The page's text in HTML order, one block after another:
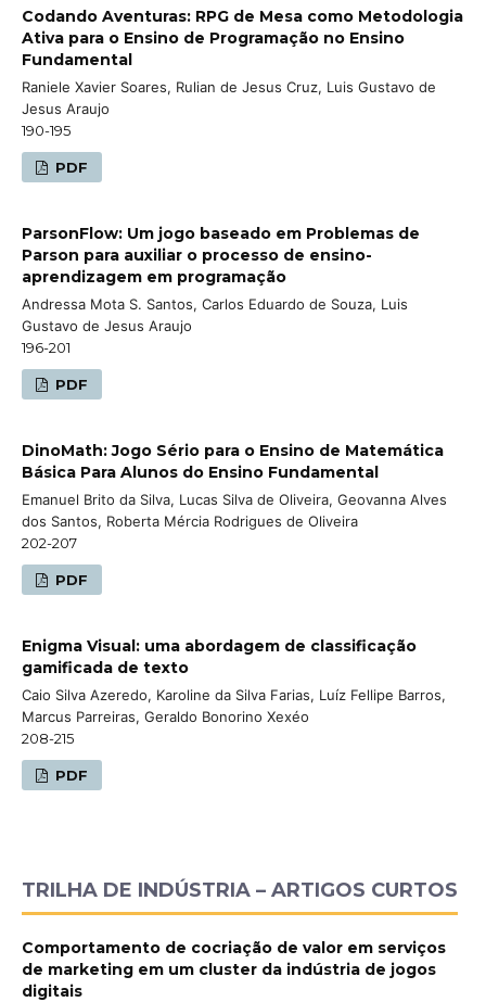
Codando Aventuras: RPG de Mesa como Metodologia
Ativa para o Ensino de Programação no Ensino
Fundamental
Raniele Xavier Soares, Rulian de Jesus Cruz, Luis Gustavo de
Jesus Araujo
190-195
PDF
ParsonFlow: Um jogo baseado em Problemas de
Parson para auxiliar o processo de ensino-
aprendizagem em programação
Andressa Mota S. Santos, Carlos Eduardo de Souza, Luis
Gustavo de Jesus Araujo
196-201
PDF
DinoMath: Jogo Sério para o Ensino de Matemática
Básica Para Alunos do Ensino Fundamental
Emanuel Brito da Silva, Lucas Silva de Oliveira, Geovanna Alves
dos Santos, Roberta Mércia Rodrigues de Oliveira
202-207
PDF
Enigma Visual: uma abordagem de classificação
gamificada de texto
Caio Silva Azeredo, Karoline da Silva Farias, Luíz Fellipe Barros,
Marcus Parreiras, Geraldo Bonorino Xexéo
208-215
PDF
TRILHA DE INDÚSTRIA – ARTIGOS CURTOS
Comportamento de cocriação de valor em serviços
de marketing em um cluster da indústria de jogos
digitais